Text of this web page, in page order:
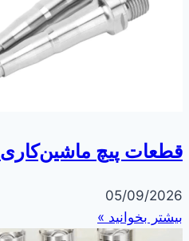
قطعات پیچ ماشین‌کاری CNC با دقت بالا
05/09/2026
بیشتر بخوانید »